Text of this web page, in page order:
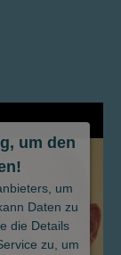
um den
um
Daten zu
die Details
zu, um